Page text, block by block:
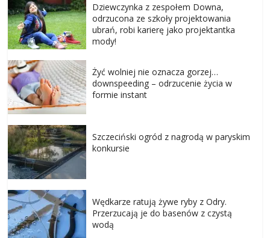
Dziewczynka z zespołem Downa,
odrzucona ze szkoły projektowania
ubrań, robi karierę jako projektantka
mody!
Żyć wolniej nie oznacza gorzej…
downspeeding – odrzucenie życia w
formie instant
Szczeciński ogród z nagrodą w paryskim
konkursie
Wędkarze ratują żywe ryby z Odry.
Przerzucają je do basenów z czystą
wodą